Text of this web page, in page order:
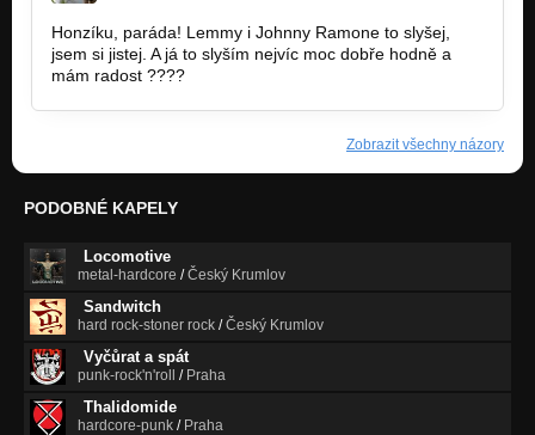
Honzíku, paráda! Lemmy i Johnny Ramone to slyšej,
jsem si jistej. A já to slyším nejvíc moc dobře hodně a
mám radost ????
Zobrazit všechny názory
PODOBNÉ KAPELY
Locomotive
metal-hardcore /Český Krumlov
Sandwitch
hard rock-stoner rock /Český Krumlov
Vyčůrat a spát
punk-rock'n'roll / Praha
Thalidomide
hardcore-punk / Praha